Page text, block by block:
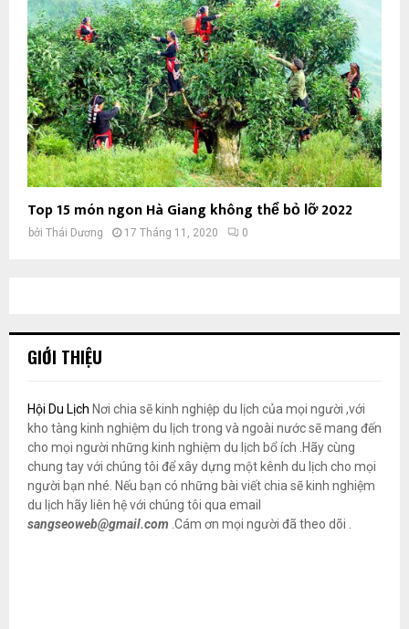
Top 15 món ngon Hà Giang không thể bỏ lỡ 2022
bởi Thái Dương 17 Tháng 11, 2020 0
GIỚI THIỆU
Hội Du Lịch Nơi chia sẽ kinh nghiệp du lịch của mọi người ,với
kho tàng kinh nghiệm du lịch trong và ngoài nước sẽ mang đến
cho mọi người những kinh nghiệm du lịch bổ ích .Hãy cùng
chung tay với chúng tôi để xây dựng một kênh du lịch cho mọi
người bạn nhé. Nếu bạn có những bài viết chia sẽ kinh nghiệm
du lịch hãy liên hệ với chúng tôi qua email
sangseoweb@gmail.com .Cám ơn mọi người đã theo dõi .